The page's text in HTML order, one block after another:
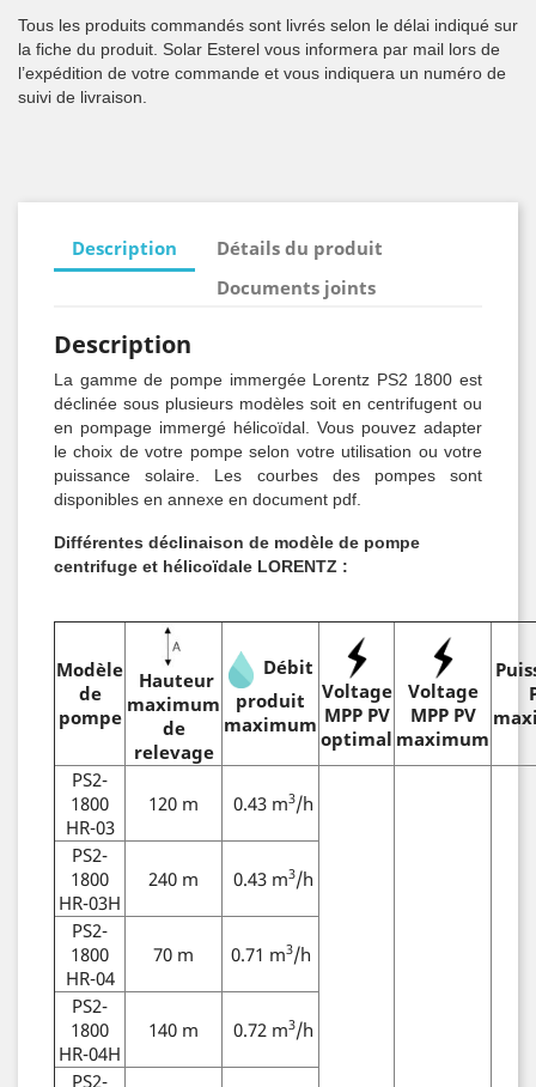
Tous les produits commandés sont livrés selon le délai indiqué sur
la fiche du produit. Solar Esterel vous informera par mail lors de
l’expédition de votre commande et vous indiquera un numéro de
suivi de livraison.
Description
Détails du produit
Documents joints
Description
La gamme de pompe immergée Lorentz PS2 1800 est
déclinée sous plusieurs modèles soit en centrifugent ou
en pompage immergé hélicoïdal. Vous pouvez adapter
le choix de votre pompe selon votre utilisation ou votre
puissance solaire. Les courbes des pompes sont
disponibles en annexe en document pdf.
Différentes déclinaison de modèle de pompe
centrifuge et hélicoïdale LORENTZ :
Modèle
de
pompe
Hauteur
maximum
de
relevage
Débit
produit
maximum
Voltage
MPP PV
optimal
Voltage
MPP PV
maximum
PS2-
1800
HR-03
120 m 0.43 m3/h
PS2-
1800
HR-03H
240 m 0.43 m3/h
PS2-
1800
HR-04
70 m 0.71 m3/h
PS2-
1800
HR-04H
140 m 0.72 m3/h
PS2-